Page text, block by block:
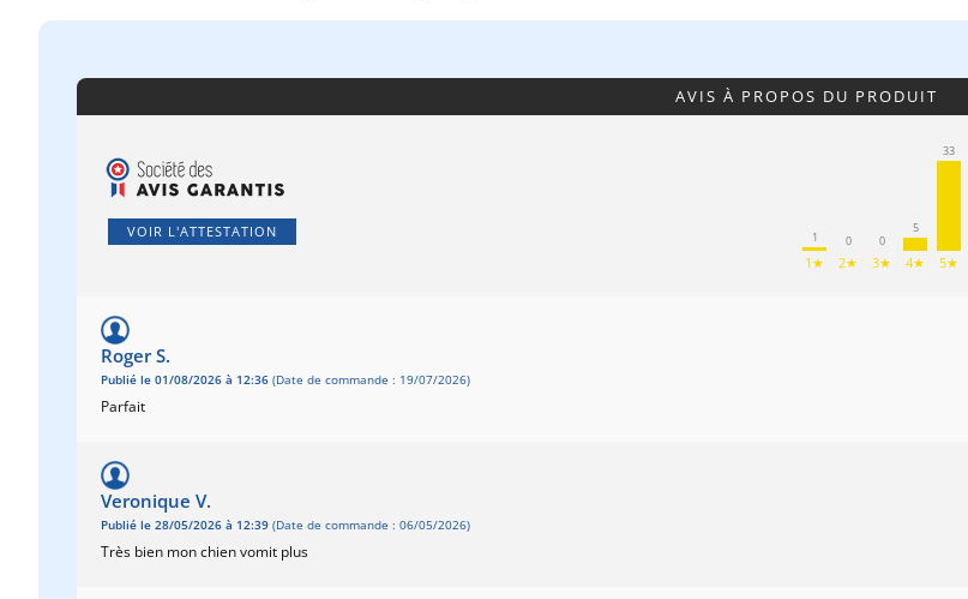
AVIS À PROPOS DU PRODUIT
VOIR L'ATTESTATION 1
1★
0
2★
0
3★
5
4★
33
5★
Roger S.
Publié le 01/08/2026 à 12:36 (Date de commande : 19/07/2026)
Parfait
Veronique V.
Publié le 28/05/2026 à 12:39 (Date de commande : 06/05/2026)
Très bien mon chien vomit plus